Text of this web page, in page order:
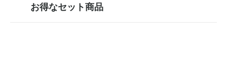
お得なセット商品